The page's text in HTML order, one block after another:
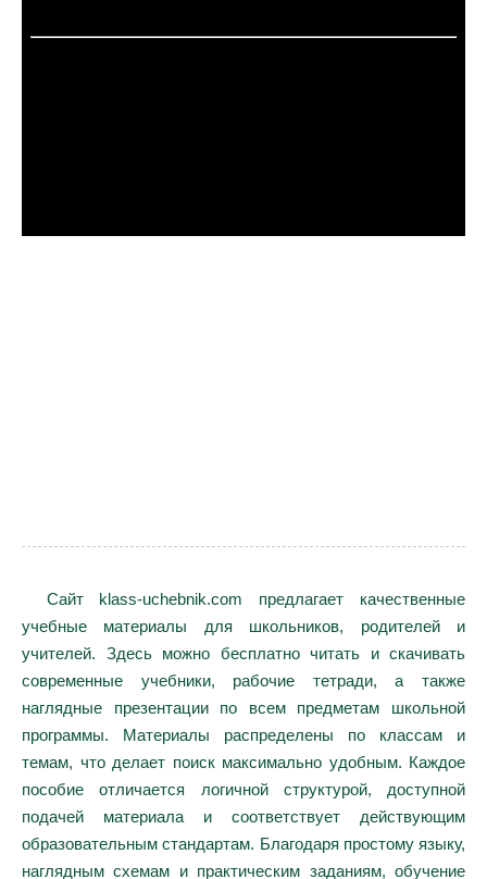
Сайт klass-uchebnik.com предлагает качественные
учебные материалы для школьников, родителей и
учителей. Здесь можно бесплатно читать и скачивать
современные учебники, рабочие тетради, а также
наглядные презентации по всем предметам школьной
программы. Материалы распределены по классам и
темам, что делает поиск максимально удобным. Каждое
пособие отличается логичной структурой, доступной
подачей материала и соответствует действующим
образовательным стандартам. Благодаря простому языку,
наглядным схемам и практическим заданиям, обучение